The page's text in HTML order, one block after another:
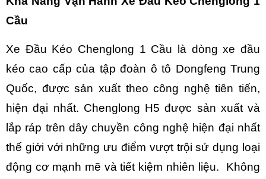
Cầu
Xe Đầu Kéo Chenglong 1 Cầu là dòng xe đầu
kéo cao cấp của tập đoàn ô tô Dongfeng Trung
Quốc, được sản xuất theo công nghệ tiên tiến,
hiện đại nhất. Chenglong H5 được sản xuất và
lắp ráp trên dây chuyền công nghệ hiện đại nhất
thế giới với những ưu điểm vượt trội sử dụng loại
động cơ mạnh mẽ và tiết kiệm nhiên liệu. Không